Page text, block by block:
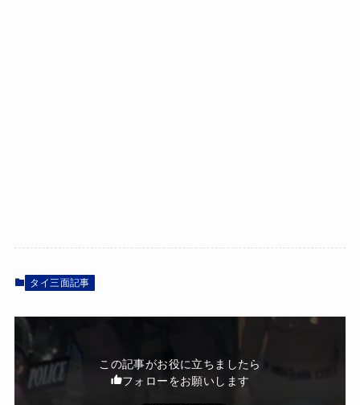
タイ三面記事
この記事がお役に立ちましたら
フォローをお願いします